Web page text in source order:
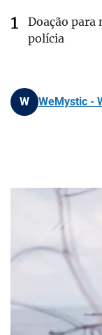
Doação para
polícia
W WeMystic -